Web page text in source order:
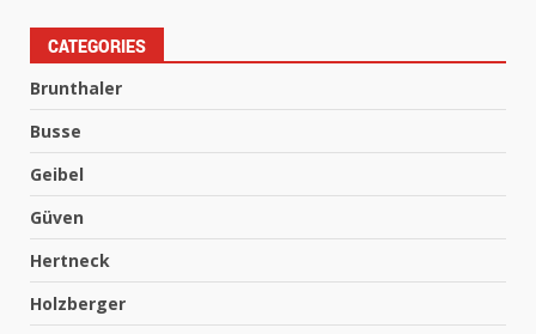
CATEGORIES
Brunthaler
Busse
Geibel
Güven
Hertneck
Holzberger